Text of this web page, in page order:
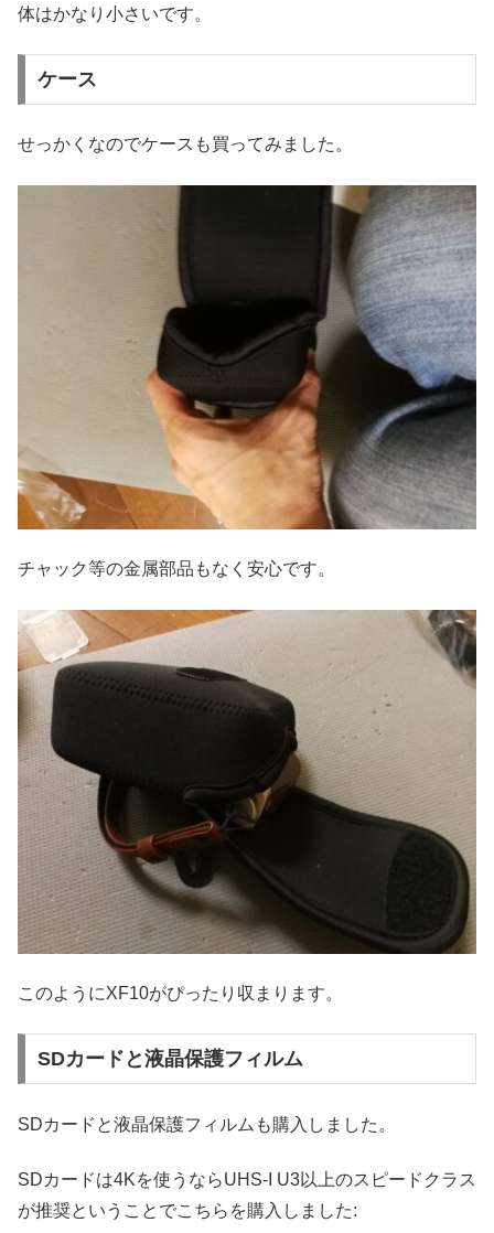
体はかなり小さいです。
ケース
せっかくなのでケースも買ってみました。
チャック等の金属部品もなく安心です。
このようにXF10がぴったり収まります。
SDカードと液晶保護フィルム
SDカードと液晶保護フィルムも購入しました。
SDカードは4Kを使うならUHS-I U3以上のスピードクラス
が推奨ということでこちらを購入しました: